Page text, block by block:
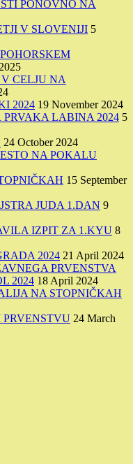
PONOVNO NA
V SLOVENIJI 5
CELJU NA
2024 19 November 2024
LABINA 2024 5
24 October 2024
NA POKALU
15 September
JUDA 1.DAN 9
IZPIT ZA 1.KYU 8
2024 21 April 2024
PRVENSTVA
2024 18 April 2024
NA STOPNIČKAH
24 March